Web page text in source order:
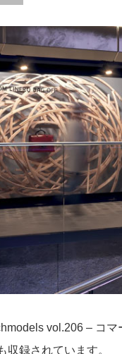
vol.206 – コ
収録されています。